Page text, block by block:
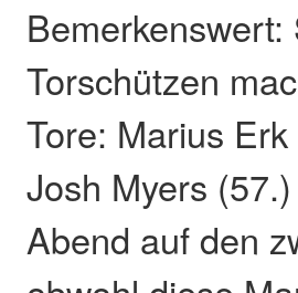
Torschützen
Tore: Marius
Josh Myers
Abend auf den